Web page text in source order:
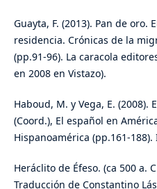
Guayta, F. (2013). Pan de oro.
residencia. Crónicas de la
(pp.91-96). La caracola
en 2008 en Vistazo).
Haboud, M. y Vega, E. (2008).
(Coord.), El español en
Hispanoamérica (pp.161-
Heráclito de Éfeso. (ca 500 a.
Traducción de Constantino